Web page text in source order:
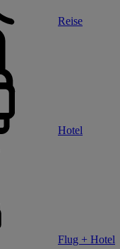
Reise
Hotel
Flug + Hotel